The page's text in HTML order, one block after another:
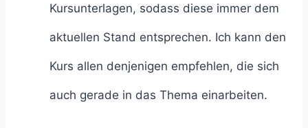
Kursunterlagen, sodass diese immer dem
aktuellen Stand entsprechen. Ich kann den
Kurs allen denjenigen empfehlen, die sich
auch gerade in das Thema einarbeiten.